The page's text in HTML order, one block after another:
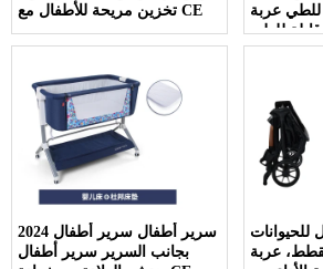
تخزين مريحة للأطفال مع CE
للطي عربة
للطي
2024 سرير أطفال سرير أطفال
بجانب السرير سرير أطفال
للحيوانات
عربة